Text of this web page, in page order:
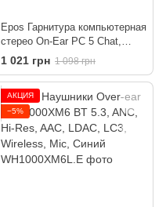
Epos Гарнитура компьютерная
стерео On-Ear PC 5 Chat,
3.5мм, однонаправленный,
2м, Черный
1 021 грн 1 098 грн
АКЦИЯ
−5%